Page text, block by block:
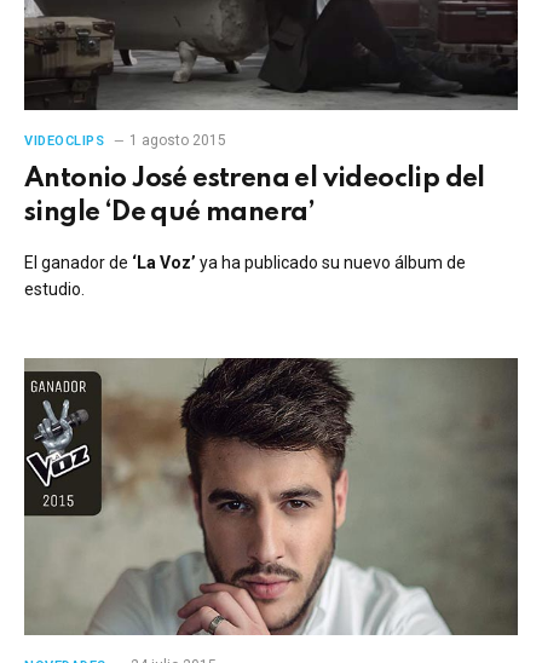
VIDEOCLIPS 1 agosto 2015
Antonio José estrena el videoclip del
single ‘De qué manera’
El ganador de ‘La Voz’ ya ha publicado su nuevo álbum de
estudio.